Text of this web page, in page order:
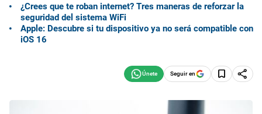
¿Crees que te roban internet? Tres maneras de reforzar la
seguridad del sistema WiFi
Apple: Descubre si tu dispositivo ya no será compatible con
iOS 16
Seguir en